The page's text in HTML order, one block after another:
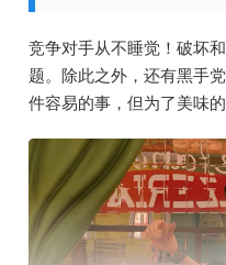
竞争对手从不睡觉！破坏
题。除此之外，还有黑手
件容易的事，但为了美味